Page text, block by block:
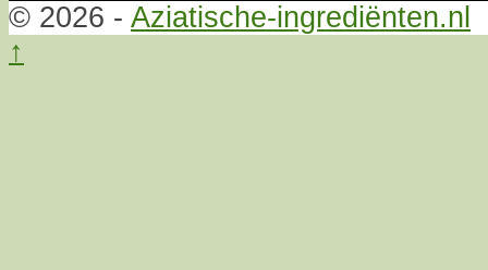
© 2026 - Aziatische-ingrediënten.nl
↑